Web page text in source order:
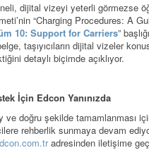
dijital vizeyi yeterli görmezse
“Charging Procedures: A
10: Support for Carriers”
taşıyıcıların dijital vizeler
detaylı biçimde açıklıyor.
İçin Edcon Yanınızda
ve doğru şekilde tamamlanması
rehberlik sunmaya devam
adresinden iletişime